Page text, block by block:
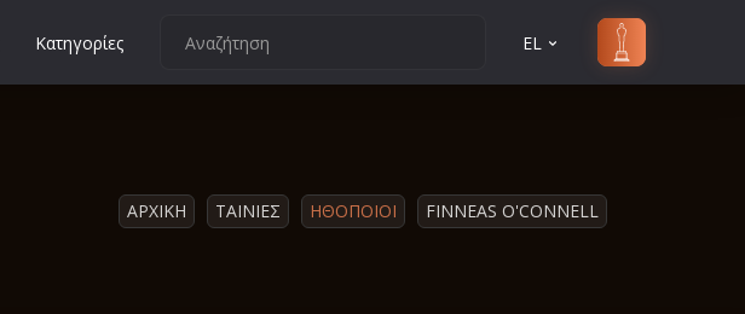
Κατηγορίες EL
ΑΡΧΙΚΗ ΤΑΙΝΙΕΣ ΗΘΟΠΟΙΟΙ FINNEAS O'CONNELL